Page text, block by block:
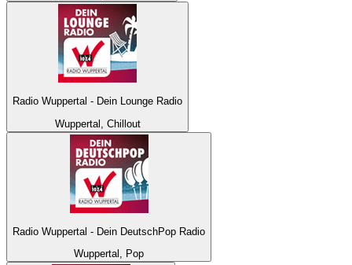
Radio Wuppertal - Dein Lounge Radio
Wuppertal, Chillout
Radio Wuppertal - Dein DeutschPop Radio
Wuppertal, Pop